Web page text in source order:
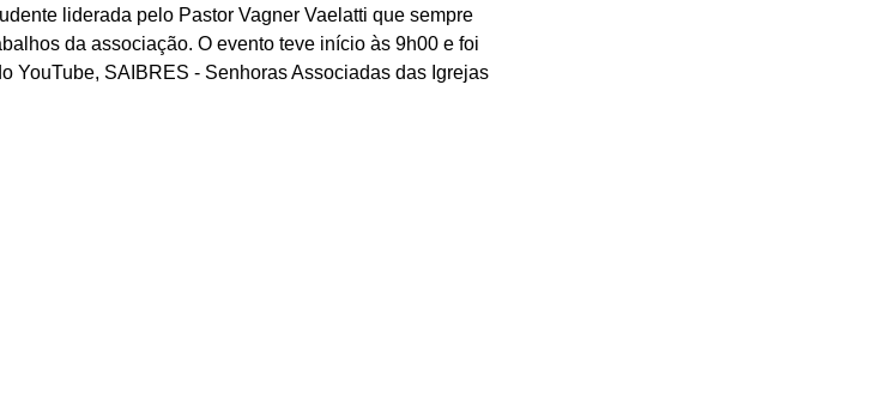
liderada pelo Pastor Vagner Vaelatti que sempre
da associação. O evento teve início às 9h00 e foi
YouTube, SAIBRES - Senhoras Associadas das Igrejas